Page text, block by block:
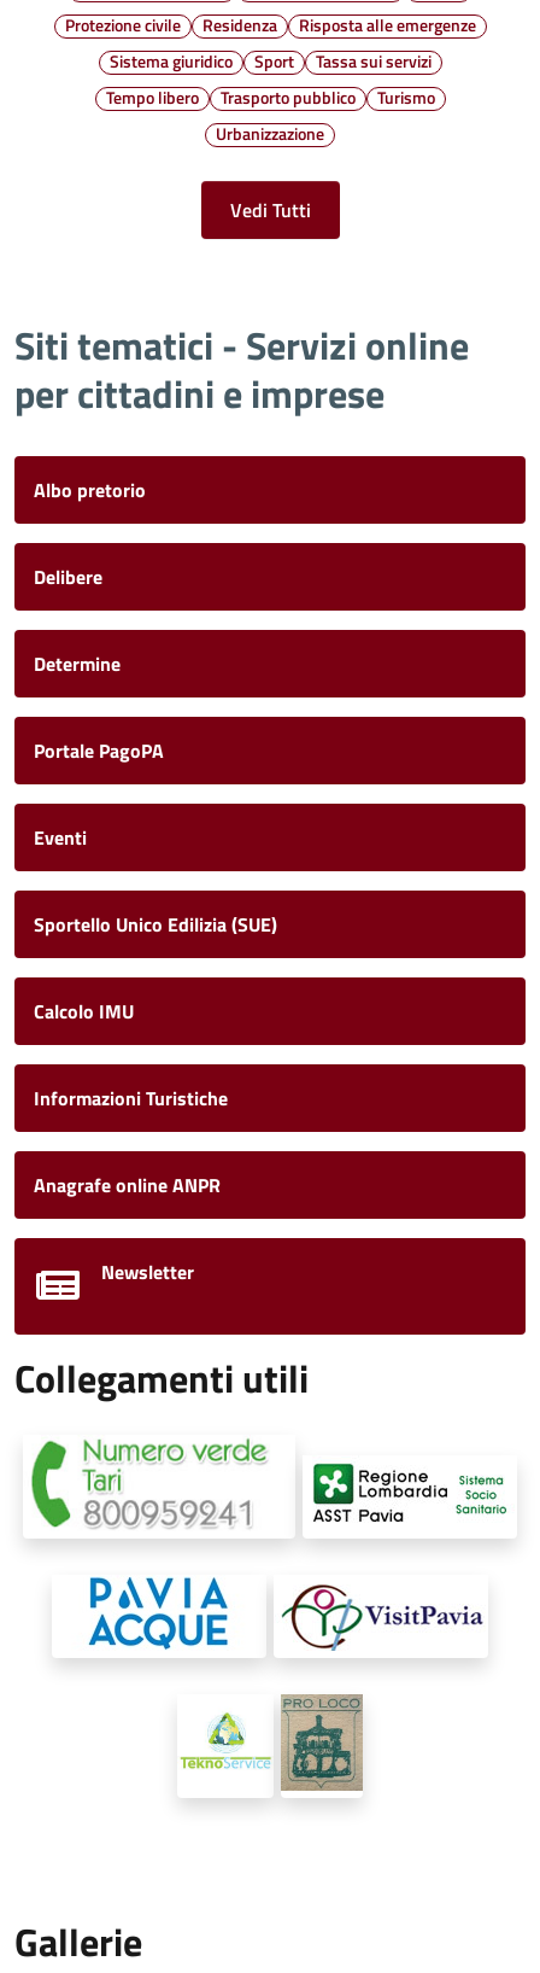
Protezione civile
Residenza
Risposta alle emergenze
Sistema giuridico
Sport
Tassa sui servizi
Tempo libero
Trasporto pubblico
Turismo
Urbanizzazione
Vedi Tutti
Siti tematici - Servizi online
per cittadini e imprese
Albo pretorio
Delibere
Determine
Portale PagoPA
Eventi
Sportello Unico Edilizia (SUE)
Calcolo IMU
Informazioni Turistiche
Anagrafe online ANPR
Newsletter
Collegamenti utili
Gallerie